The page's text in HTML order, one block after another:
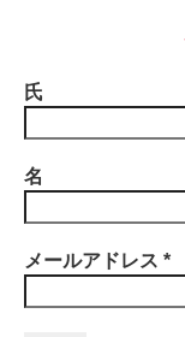
氏
名
メールアドレス *